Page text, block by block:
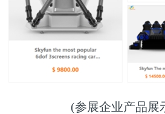
(参展企业产品展